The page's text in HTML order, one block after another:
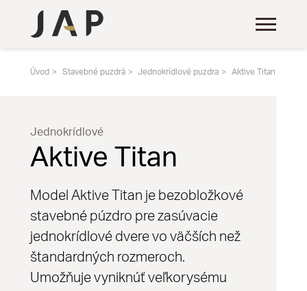
Úvod Stavebné puzdrá Jednokrídlové puzdra Aktive Titan
Jednokrídlové
Aktive Titan
Model Aktive Titan je bezobložkové
stavebné púzdro pre zasúvacie
jednokrídlové dvere vo väčších než
štandardných rozmeroch.
Umožňuje vyniknúť veľkorysému